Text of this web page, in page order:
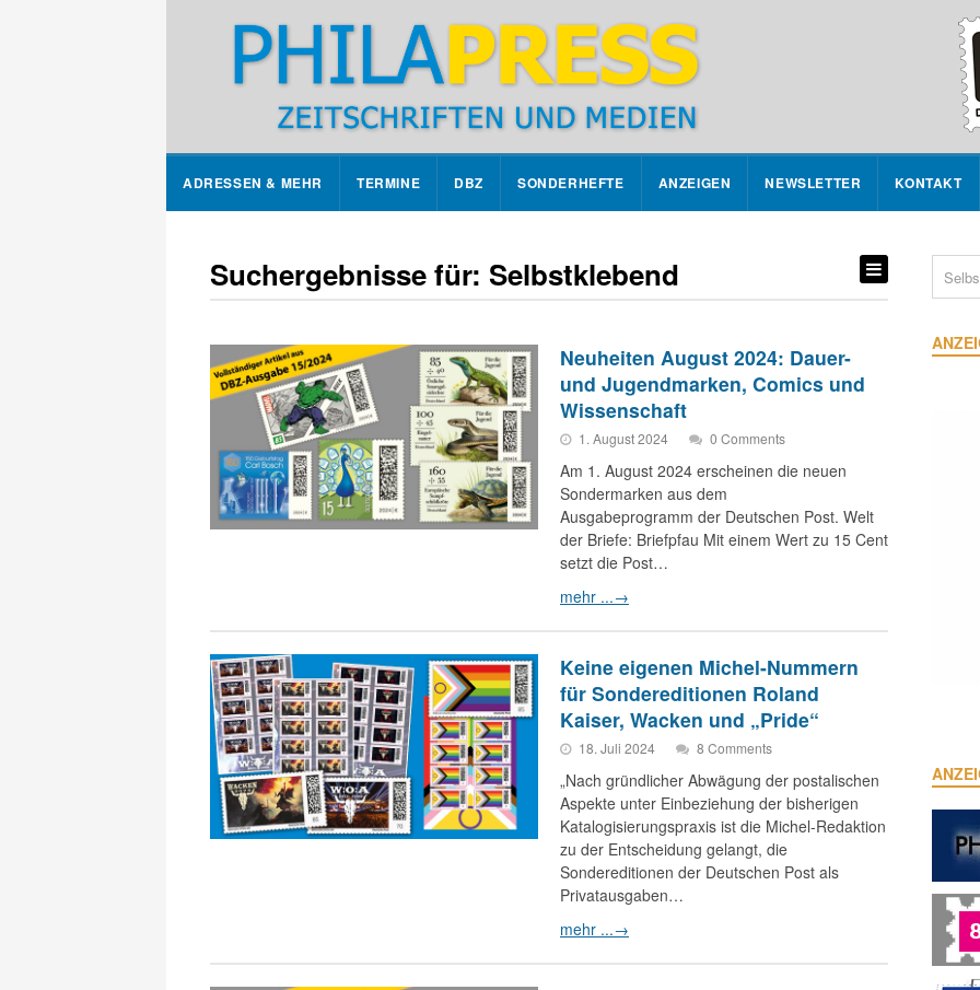
ADRESSEN & MEHR TERMINE DBZ SONDERHEFTE ANZEIGEN NEWSLETTER KONTAKT
Suchergebnisse für: Selbstklebend
Neuheiten August 2024: Dauer-
und Jugendmarken, Comics und
Wissenschaft
1. August 2024 0 Comments
Am 1. August 2024 erscheinen die neuen
Sondermarken aus dem
Ausgabeprogramm der Deutschen Post. Welt
der Briefe: Briefpfau Mit einem Wert zu 15 Cent
setzt die Post…
mehr ...→
Keine eigenen Michel-Nummern
für Sondereditionen Roland
Kaiser, Wacken und „Pride“
18. Juli 2024 8 Comments
„Nach gründlicher Abwägung der postalischen
Aspekte unter Einbeziehung der bisherigen
Katalogisierungspraxis ist die Michel-Redaktion
zu der Entscheidung gelangt, die
Sondereditionen der Deutschen Post als
Privatausgaben…
mehr ...→